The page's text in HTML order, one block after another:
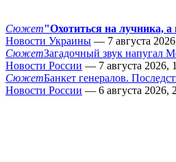
Сюжет"Охотиться на лучника, а
Новости Украины — 7 августа
СюжетЗагадочный звук напугал
Новости России — 7 августа 2026,
СюжетБанкет генералов.
Новости России — 6 августа 2026,